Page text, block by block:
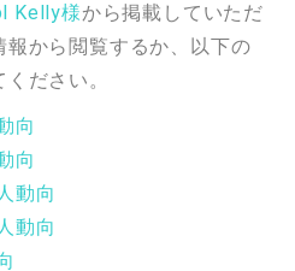
Kelly様から掲載していただ
報から閲覧するか、以下の
ださい。
向
向
動向
動向